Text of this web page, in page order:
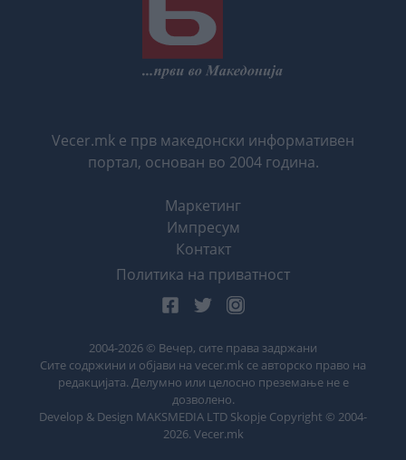
Vecer.mk е прв македонски информативен
портал, основан во 2004 година.
Маркетинг
Импресум
Контакт
Политика на приватност
2004-2026 © Вечер, сите права задржани
Сите содржини и објави на vecer.mk се авторско право на
редакцијата. Делумно или целосно преземање не е
дозволено.
Develop & Design MAKSMEDIA LTD Skopje Copyright © 2004-
2026. Vecer.mk